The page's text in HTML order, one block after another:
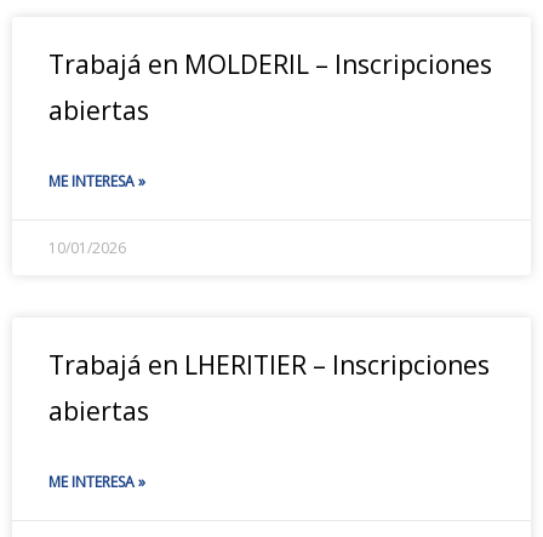
Trabajá en MOLDERIL – Inscripciones
abiertas
ME INTERESA »
10/01/2026
Trabajá en LHERITIER – Inscripciones
abiertas
ME INTERESA »